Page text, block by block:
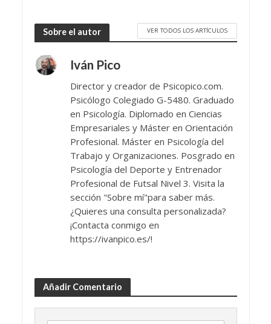
Sobre el autor VER TODOS LOS ARTÍCULOS
Iván Pico
Director y creador de Psicopico.com.
Psicólogo Colegiado G-5480. Graduado
en Psicología. Diplomado en Ciencias
Empresariales y Máster en Orientación
Profesional. Máster en Psicología del
Trabajo y Organizaciones. Posgrado en
Psicología del Deporte y Entrenador
Profesional de Futsal Nivel 3. Visita la
sección "Sobre mí"para saber más.
¿Quieres una consulta personalizada?
¡Contacta conmigo en
https://ivanpico.es/!
Añadir Comentario